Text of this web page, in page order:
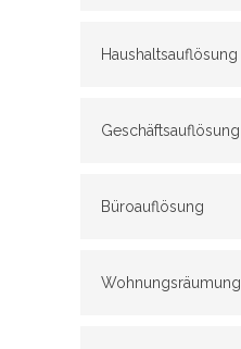
Haushaltsauflösung
Geschäftsauflösung
Büroauflösung
Wohnungsräumung